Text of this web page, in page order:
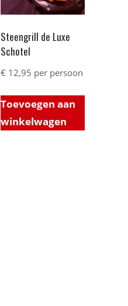
Steengrill de Luxe
Schotel
€ 12,95 per persoon
Toevoegen aan
winkelwagen